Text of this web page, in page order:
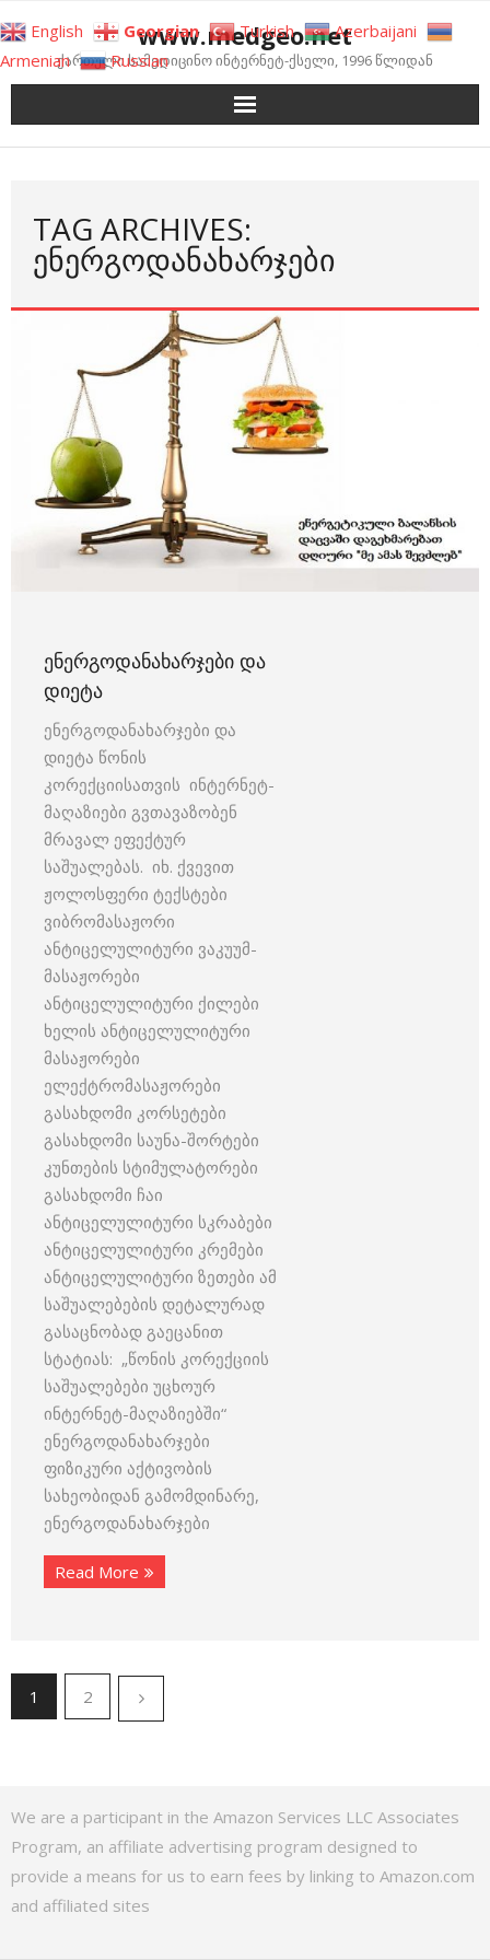
to
content
www.medgeo.net
ქართული სამედიცინო ინტერნეტ-ქსელი, 1996 წლიდან
TAG ARCHIVES:
ᲔᲜᲔᲠᲒᲝᲓᲐᲜᲐᲮᲐᲠᲯᲔᲑᲘ
ᲔᲜᲔᲠᲒᲝᲓᲐᲜᲐᲮᲐᲠᲯᲔᲑᲘ ᲓᲐ
ᲓᲘᲔᲢᲐ
ენერგოდანახარჯები და
დიეტა წონის
კორექციისათვის ინტერნეტ-
მაღაზიები გვთავაზობენ
მრავალ ეფექტურ
საშუალებას. იხ. ქვევით
ჟოლოსფერი ტექსტები
ვიბრომასაჟორი
ანტიცელულიტური ვაკუუმ-
მასაჟორები
ანტიცელულიტური ქილები
ხელის ანტიცელულიტური
მასაჟორები
ელექტრომასაჟორები
გასახდომი კორსეტები
გასახდომი საუნა-შორტები
კუნთების სტიმულატორები
გასახდომი ჩაი
ანტიცელულიტური სკრაბები
ანტიცელულიტური კრემები
ანტიცელულიტური ზეთები ამ
საშუალებების დეტალურად
გასაცნობად გაეცანით
სტატიას: „წონის კორექციის
საშუალებები უცხოურ
ინტერნეტ-მაღაზიებში“
ენერგოდანახარჯები
ფიზიკური აქტივობის
სახეობიდან გამომდინარე,
ენერგოდანახარჯები
Read More
1 2
We are a participant in the Amazon Services LLC Associates
Program, an affiliate advertising program designed to
provide a means for us to earn fees by linking to Amazon.com
and affiliated sites
English Georgian Turkish
Azerbaijani
Armenian
Russian